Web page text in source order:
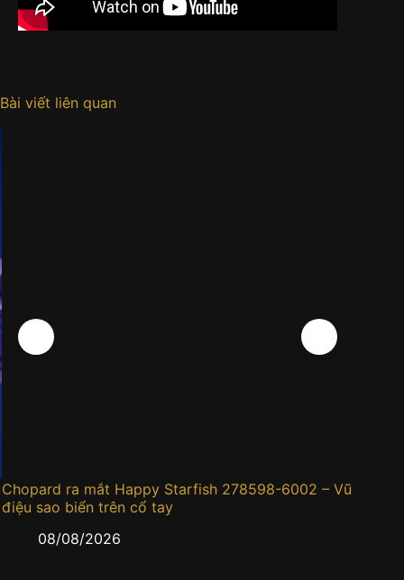
Bài viết liên quan
Chopard ra mắt Happy Starfish 278598-6002 – Vũ
điệu sao biển trên cổ tay
08/08/2026